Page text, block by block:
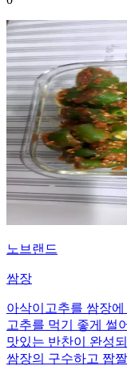
노브랜드
쌈장
아삭이고추를 쌈장
고추를 먹기 좋게 썰
맛있는 반찬이 완성
쌈장의 구수하고 짭